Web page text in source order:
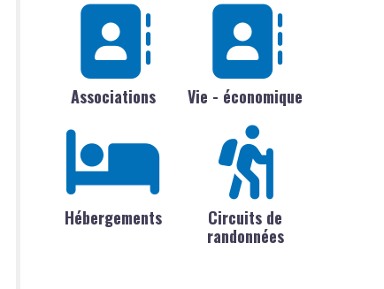
Associations Vie - économique
Hébergements
Circuits de
randonnées